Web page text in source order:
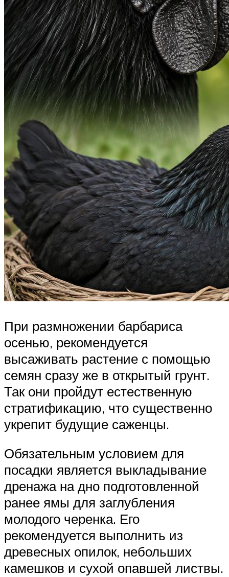
При размножении барбариса
осенью, рекомендуется
высаживать растение с помощью
семян сразу же в открытый грунт.
Так они пройдут естественную
стратификацию, что существенно
укрепит будущие саженцы.
Обязательным условием для
посадки является выкладывание
дренажа на дно подготовленной
ранее ямы для заглубления
молодого черенка. Его
рекомендуется выполнить из
древесных опилок, небольших
камешков и сухой опавшей листвы.